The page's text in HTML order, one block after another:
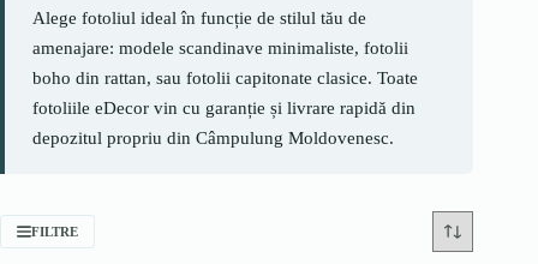
Alege fotoliul ideal în funcție de stilul tău de
amenajare: modele scandinave minimaliste, fotolii
boho din rattan, sau fotolii capitonate clasice. Toate
fotoliile eDecor vin cu garanție și livrare rapidă din
depozitul propriu din Câmpulung Moldovenesc.
FILTRE